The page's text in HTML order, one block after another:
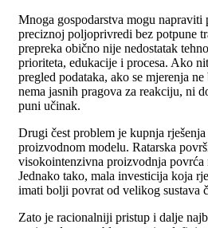
Mnoga gospodarstva mogu
preciznoj poljoprivredi bez potpune
prepreka obično nije nedostatak
prioriteta, edukacije i procesa. Ako
pregled podataka, ako se mjerenja
nema jasnih pragova za reakciju, ni
puni učinak.
Drugi čest problem je kupnja
proizvodnom modelu. Ratarska
visokointenzivna proizvodnja povrća
Jednako tako, mala investicija koja
imati bolji povrat od velikog sustava
Zato je racionalniji pristup i dalje